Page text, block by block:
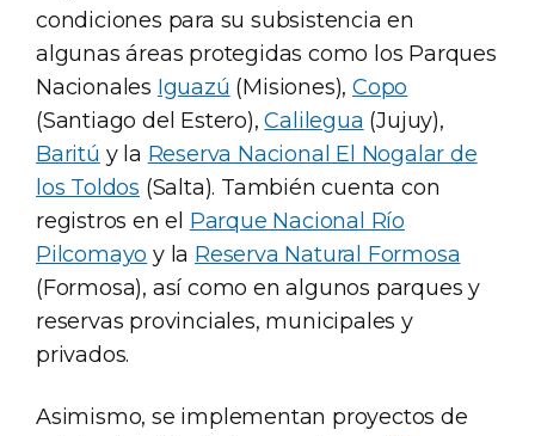
condiciones para su subsistencia en
algunas áreas protegidas como los Parques
Nacionales Iguazú (Misiones),Copo
(Santiago del Estero),Calilegua (Jujuy),
Baritú y la Reserva Nacional El Nogalar de
los Toldos (Salta). También cuenta con
registros en el Parque Nacional Río
Pilcomayo y la Reserva Natural Formosa
(Formosa), así como en algunos parques y
reservas provinciales, municipales y
privados.
Asimismo, se implementan proyectos de